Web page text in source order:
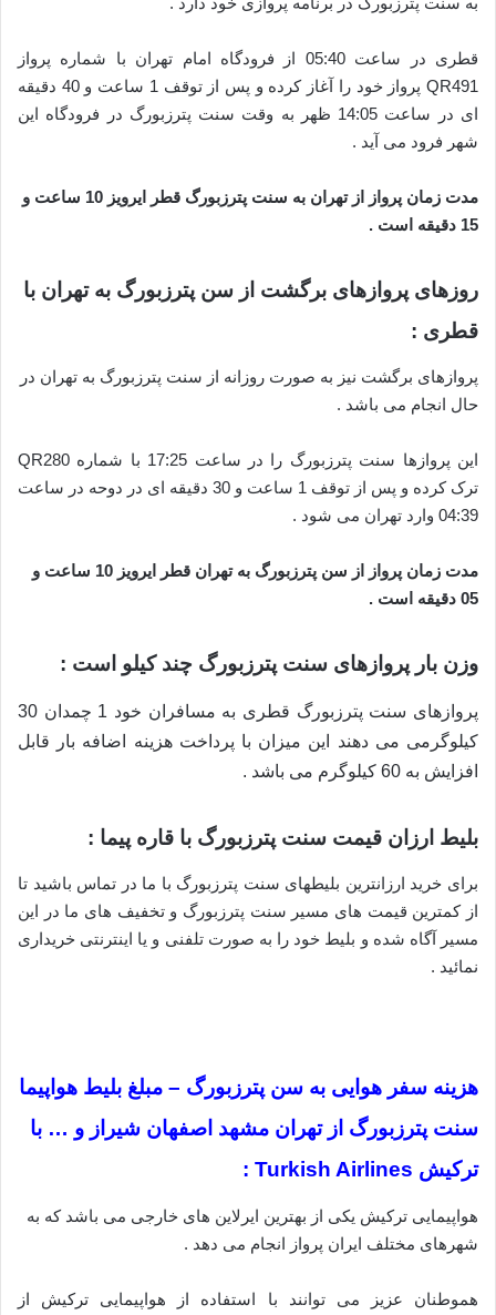
قطری در ساعت 05:40 از فرودگاه امام تهران با شماره پرواز
QR491 پرواز خود را آغاز کرده و پس از توقف 1 ساعت و 40 دقیقه
ای در ساعت 14:05 ظهر به وقت سنت پترزبورگ در فرودگاه این
شهر فرود می آید .
مدت زمان پرواز از تهران به سنت پترزبورگ قطر ایرویز 10 ساعت و
15 دقیقه است .
روزهای پروازهای برگشت از سن پترزبورگ به تهران با
قطری :
پروازهای برگشت نیز به صورت روزانه از سنت پترزبورگ به تهران در
حال انجام می باشد .
این پروازها سنت پترزبورگ را در ساعت 17:25 با شماره QR280
ترک کرده و پس از توقف 1 ساعت و 30 دقیقه ای در دوحه در ساعت
04:39 وارد تهران می شود .
مدت زمان پرواز از سن پترزبورگ به تهران قطر ایرویز 10 ساعت و
05 دقیقه است .
وزن بار پروازهای سنت پترزبورگ چند کیلو است :
پروازهای سنت پترزبورگ قطری به مسافران خود 1 چمدان 30
کیلوگرمی می دهند این میزان با پرداخت هزینه اضافه بار قابل
افزایش به 60 کیلوگرم می باشد .
بلیط ارزان قیمت سنت پترزبورگ با قاره پیما :
برای خرید ارزانترین بلیطهای سنت پترزبورگ با ما در تماس باشید تا
از کمترین قیمت های مسیر سنت پترزبورگ و تخفیف های ما در این
مسیر آگاه شده و بلیط خود را به صورت تلفنی و یا اینترنتی خریداری
نمائید .
هزینه سفر هوایی به سن پترزبورگ – مبلغ بلیط هواپیما
سنت پترزبورگ از تهران مشهد اصفهان شیراز و … با
ترکیش Turkish Airlines :
هواپیمایی ترکیش یکی از بهترین ایرلاین های خارجی می باشد که به
شهرهای مختلف ایران پرواز انجام می دهد .
هموطنان عزیز می توانند با استفاده از هواپیمایی ترکیش از